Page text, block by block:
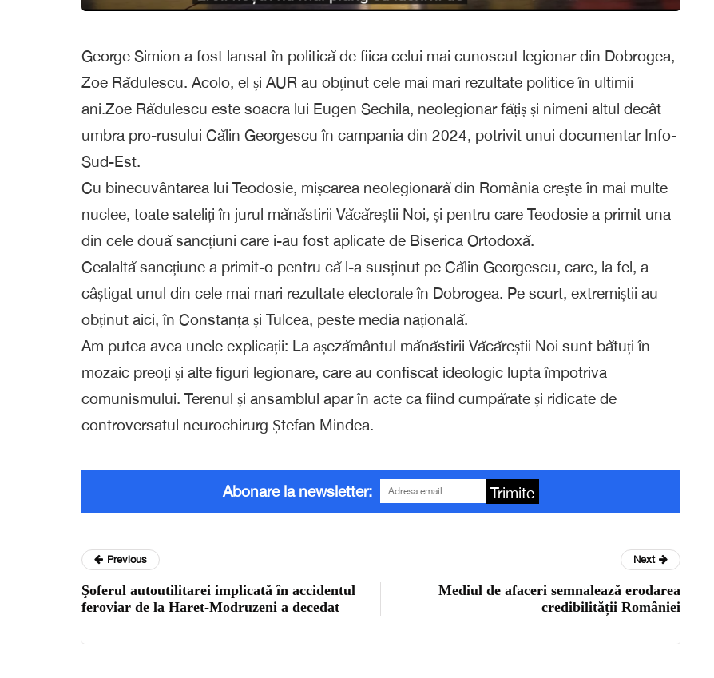
George Simion a fost lansat în politică de fiica celui mai cunoscut legionar din Dobrogea,
Zoe Rădulescu. Acolo, el și AUR au obținut cele mai mari rezultate politice în ultimii
ani.Zoe Rădulescu este soacra lui Eugen Sechila, neolegionar fățiș și nimeni altul decât
umbra pro-rusului Călin Georgescu în campania din 2024, potrivit unui documentar Info-
Sud-Est.
Cu binecuvântarea lui Teodosie, mișcarea neolegionară din România crește în mai multe
nuclee, toate sateliți în jurul mănăstirii Văcăreștii Noi, și pentru care Teodosie a primit una
din cele două sancțiuni care i-au fost aplicate de Biserica Ortodoxă.
Cealaltă sancțiune a primit-o pentru că l-a susținut pe Călin Georgescu, care, la fel, a
câștigat unul din cele mai mari rezultate electorale în Dobrogea. Pe scurt, extremiștii au
obținut aici, în Constanța și Tulcea, peste media națională.
Am putea avea unele explicații: La așezământul mănăstirii Văcăreștii Noi sunt bătuți în
mozaic preoți și alte figuri legionare, care au confiscat ideologic lupta împotriva
comunismului. Terenul și ansamblul apar în acte ca fiind cumpărate și ridicate de
controversatul neurochirurg Ștefan Mindea.
Abonare la newsletter: Trimite
Previous
Şoferul autoutilitarei implicată în accidentul
feroviar de la Haret-Modruzeni a decedat
Next
Mediul de afaceri semnalează erodarea
credibilității României